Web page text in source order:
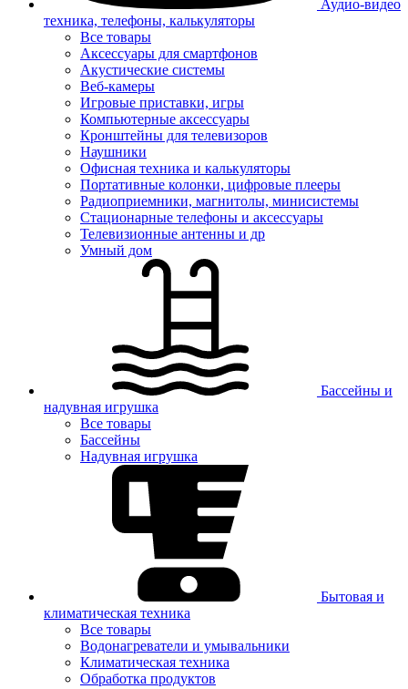
Аудио-видео
техника, телефоны, калькуляторы
Все товары
Аксессуары для смартфонов
Акустические системы
Веб-камеры
Игровые приставки, игры
Компьютерные аксессуары
Кронштейны для телевизоров
Наушники
Офисная техника и калькуляторы
Портативные колонки, цифровые плееры
Радиоприемники, магнитолы, минисистемы
Стационарные телефоны и аксессуары
Телевизионные антенны и др
Умный дом
Бассейны и
надувная игрушка
Все товары
Бассейны
Надувная игрушка
Бытовая и
климатическая техника
Все товары
Водонагреватели и умывальники
Климатическая техника
Обработка продуктов